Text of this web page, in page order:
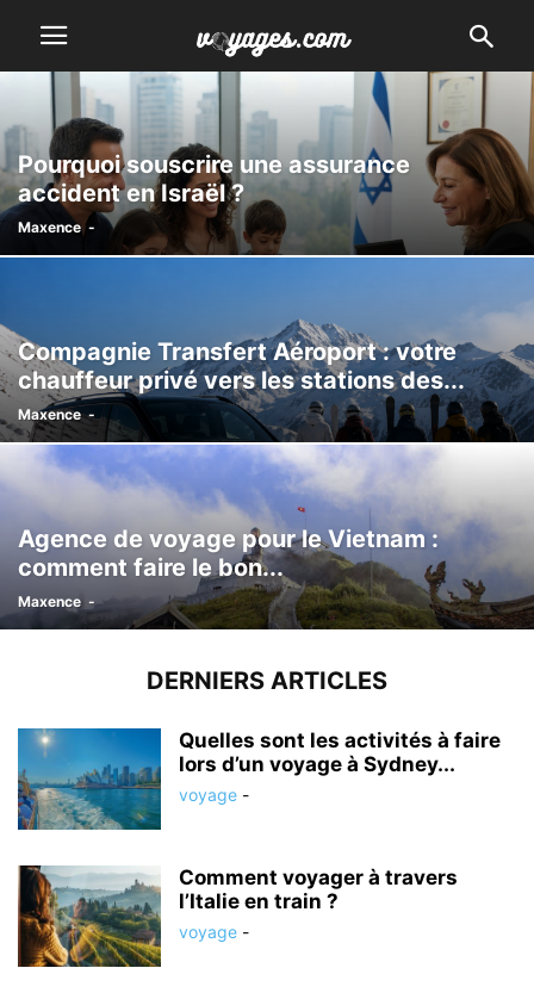
Pourquoi souscrire une assurance
accident en Israël ?
Maxence -
Compagnie Transfert Aéroport : votre
chauffeur privé vers les stations des...
Maxence -
Agence de voyage pour le Vietnam :
comment faire le bon...
Maxence -
DERNIERS ARTICLES
Quelles sont les activités à faire
lors d’un voyage à Sydney...
voyage -
Comment voyager à travers
l’Italie en train ?
voyage -